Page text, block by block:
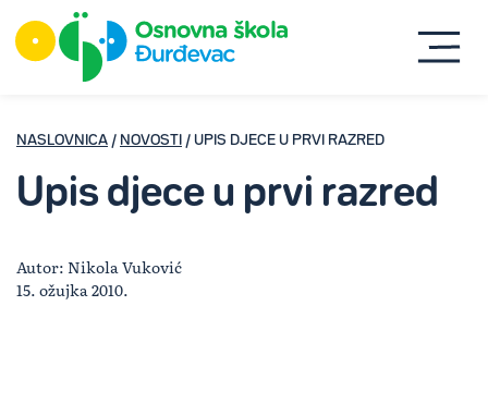
NASLOVNICA / NOVOSTI / UPIS DJECE U PRVI RAZRED
Upis djece u prvi razred
Autor: Nikola Vuković
15. ožujka 2010.